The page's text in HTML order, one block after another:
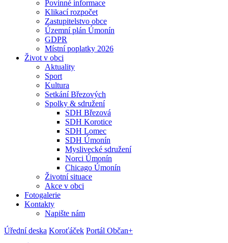
Povinné informace
Klikací rozpočet
Zastupitelstvo obce
Územní plán Úmonín
GDPR
Místní poplatky 2026
Život v obci
Aktuality
Sport
Kultura
Setkání Březových
Spolky & sdružení
SDH Březová
SDH Korotice
SDH Lomec
SDH Úmonín
Myslivecké sdružení
Norci Úmonín
Chicago Úmonín
Životní situace
Akce v obci
Fotogalerie
Kontakty
Napište nám
Úřední deska Koroťáček Portál Občan+